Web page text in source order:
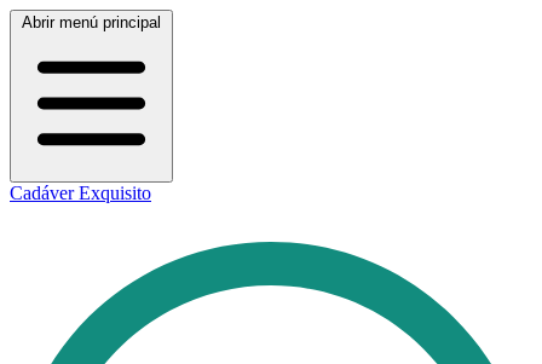
Abrir menú principal
Cadáver Exquisito